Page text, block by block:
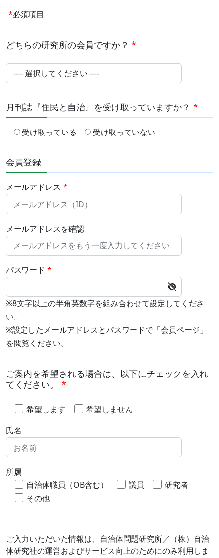
*必須項目
どちらの研究所の会員ですか？ *
月刊誌『住民と自治』を受け取っていますか？ *
受け取っている 受け取っていない
会員登録
メールアドレス *
メールアドレスを確認
パスワード *
※8文字以上の半角英数字を組み合わせて設定してくださ
い。
※設定したメールアドレスとパスワードで「会員ページ」
を閲覧ください。
ご案内を希望される場合は、以下にチェックを入れ
てください。
*
希望します
希望しません
氏名
所属
自治体職員（OB含む）
議員
研究者
その他
ご入力いただいた情報は、自治体問題研究所／（株）自治
体研究社の運営およびサービス向上のためにのみ利用しま